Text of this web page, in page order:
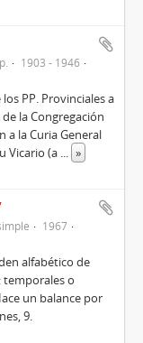
1903 - 1946
PP. Provinciales a
la Congregación
a la Curia General
Vicario (a ... »
1967
alfabético de
temporales o
un balance por
9.